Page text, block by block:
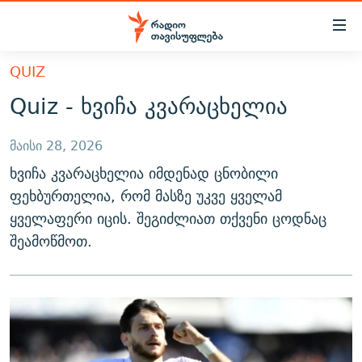
Accessibility
მთავარ
შინაარსზე
დაბრუნება
მთავარ
ნავიგაციაზე
დაბრუნება
ძიებაზე
დაბრუნება
ᲐᲮᲐᲚᲘ ᲐᲛᲑᲔᲑᲘ
ᲗᲔᲛᲔᲑᲘ
ᲞᲝᲚᲘᲢᲘᲙᲐ
ᲔᲙᲝᲜᲝᲛᲘᲙᲐ
ᲡᲐᲖᲝᲒᲐᲓᲝᲔᲑᲐ
ᲙᲣᲚᲢᲣᲠᲐ
ᲕᲘᲓᲔᲝ
ᲑᲚᲝᲒᲔᲑᲘ
ᲞᲝᲓᲙᲐᲡᲢᲔᲑᲘ
ᲐᲡᲐᲗᲘᲐᲜᲘᲡ ᲙᲣᲗᲮᲔ
ᲒᲐᲜᲙᲘᲗᲮᲕᲘᲡ ᲓᲦᲔ
ᲓᲘᲚᲘᲡ ᲡᲐᲣᲑᲠᲔᲑᲘ
ᲒᲐᲓᲐᲪᲔᲛᲔᲑᲘ
ᲣᲙᲠᲐᲘᲜᲐᲨᲘ ᲓᲐᲦᲣᲞᲣᲚᲘ ᲥᲐᲠᲗᲕᲔᲚᲘ ᲛᲔᲑᲠᲫᲝᲚᲔᲑᲘ - 2022
ᲓᲐᲛᲝᲣᲙᲘᲓᲔᲑᲚᲝᲑᲘᲡ 100 ᲬᲔᲚᲘ
ЭХО КАВКАЗА
QUIZ
Quiz - ხვიჩა კვარაცხელია
მაისი 28, 2026
ხვიჩა კვარაცხელია იმდენად ცნობილი
ფეხბურთელია, რომ მასზე უკვე ყველამ
ყველაფერი იცის. შეგიძლიათ თქვენი ცოდნაც
შეამოწმოთ.